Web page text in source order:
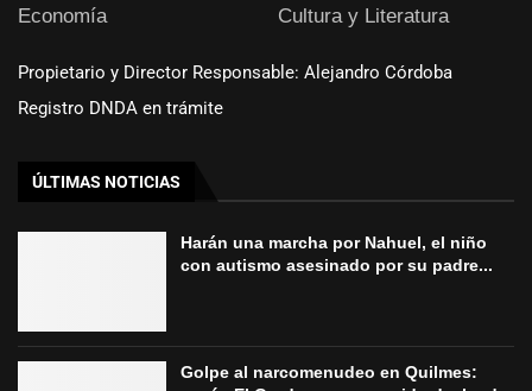
Economía
Cultura y Literatura
Propietario y Director Responsable: Alejandro Córdoba
Registro DNDA en trámite
ÚLTIMAS NOTICIAS
Harán una marcha por Nahuel, el niño
con autismo asesinado por su padre...
Golpe al narcomenudeo en Quilmes: